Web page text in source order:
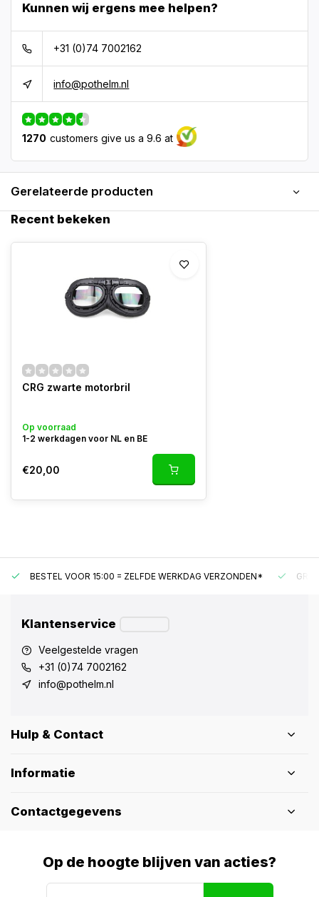
Kunnen wij ergens mee helpen?
+31 (0)74 7002162
info@pothelm.nl
1270 customers give us a 9.6 at
Gerelateerde producten
Recent bekeken
CRG zwarte motorbril
Op voorraad
1-2 werkdagen voor NL en BE
€20,00
BESTEL VOOR 15:00 = ZELFDE WERKDAG VERZONDEN*
Klantenservice
Veelgestelde vragen
+31 (0)74 7002162
info@pothelm.nl
Hulp & Contact
Informatie
Contactgegevens
Op de hoogte blijven van acties?